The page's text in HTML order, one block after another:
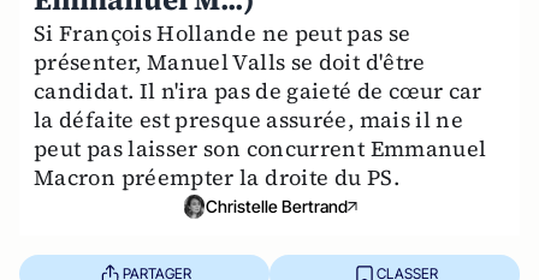
Si François Hollande ne peut pas se
présenter, Manuel Valls se doit d'être
candidat. Il n'ira pas de gaieté de cœur car
la défaite est presque assurée, mais il ne
peut pas laisser son concurrent Emmanuel
Macron préempter la droite du PS.
Christelle Bertrand
PARTAGER CLASSER